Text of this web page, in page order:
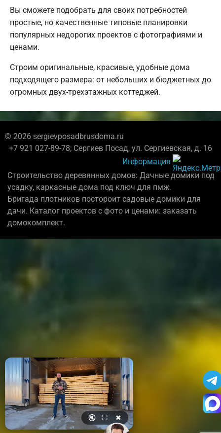
Вы сможете подобрать для своих потребностей
простые, но качественные типовые планировки
популярных недорогих проектов с фотографиями и
ценами.
Строим оригинальные, красивые, удобные дома
подходящего размера: от небольших и бюджетных до
огромных двух-трехэтажных коттеджей.
© 2026 sergievposadbrusdoma.ru
+7 921 027-89-78; Сергиев Посад, ул. Сергиевская, д. 16
Информация
Строительство деревянных домов: Дачные домики под
усадку, каркасные дома под ключ для пмж.
Бригада плотников постороит садовые домики для
дачи. Каталог проектов с фото и ценами: заказать
домокомплект.
🔇 ⛶ ✖